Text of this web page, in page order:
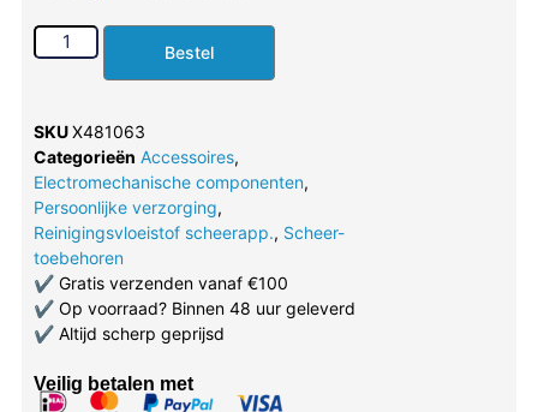
Bestel
SKUX481063
Categorieën Accessoires,
Electromechanische componenten,
Persoonlijke verzorging,
Reinigingsvloeistof scheerapp., Scheer-
toebehoren
✔Gratis verzenden vanaf €100
✔Op voorraad? Binnen 48 uur geleverd
✔Altijd scherp geprijsd
Veilig betalen met